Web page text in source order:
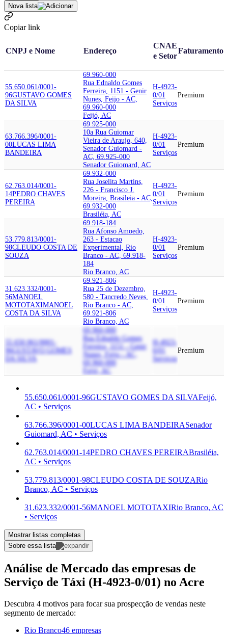
Nova lista
Copiar link
CNPJ e Nome Endereço
CNAE
e Setor
Faturamento
55.650.061/0001-
96GUSTAVO GOMES
DA SILVA
69.960-000
Rua Ednaldo Gomes
Ferreira, 1151 - Genir
Nunes, Feijo - AC,
69.960-000
Feijó, AC
H-4923-
0/01
Serviços
Premium
63.766.396/0001-
00LUCAS LIMA
BANDEIRA
69.925-000
10a Rua Guiomar
Vieira de Araujo, 640,
Senador Guiomard -
AC, 69.925-000
Senador Guiomard, AC
H-4923-
0/01
Serviços
Premium
62.763.014/0001-
14PEDRO CHAVES
PEREIRA
69.932-000
Rua Joselita Martins,
226 - Francisco J.
Moreira, Brasileia - AC,
69.932-000
Brasiléia, AC
H-4923-
0/01
Serviços
Premium
53.779.813/0001-
98CLEUDO COSTA DE
SOUZA
69.918-184
Rua Afonso Amoedo,
263 - Estacao
Experimental, Rio
Branco - AC, 69.918-
184
Rio Branco, AC
H-4923-
0/01
Serviços
Premium
31.623.332/0001-
56MANOEL
MOTOTAXIMANOEL
COSTA DA SILVA
69.921-806
Rua 25 de Dezembro,
580 - Tancredo Neves,
Rio Branco - AC,
69.921-806
Rio Branco, AC
H-4923-
0/01
Serviços
Premium
55.650.061/0001-
96GUSTAVO GOMES
DA SILVA
69.960-000
Rua Ednaldo Gomes
Ferreira, 1151 - Genir
Nunes, Feijo - AC,
69.960-000
Feijó, AC
H-4923-
Serviços
Premium
55.650.061/0001-96GUSTAVO GOMES DA SILVAFeijó,
AC • Serviços
63.766.396/0001-00LUCAS LIMA BANDEIRASenador
Guiomard, AC • Serviços
62.763.014/0001-14PEDRO CHAVES PEREIRABrasiléia,
AC • Serviços
53.779.813/0001-98CLEUDO COSTA DE SOUZARio
Branco, AC • Serviços
31.623.332/0001-56MANOEL MOTOTAXIRio Branco, AC
• Serviços
Mostrar listas completas
Sobre essa lista
Análise de Mercado das empresas de
Serviço de Táxi (H-4923-0/01) no Acre
Descubra 4 motivos para focar sua prospecção de vendas neste
segmento de mercado:
Rio Branco46 empresas